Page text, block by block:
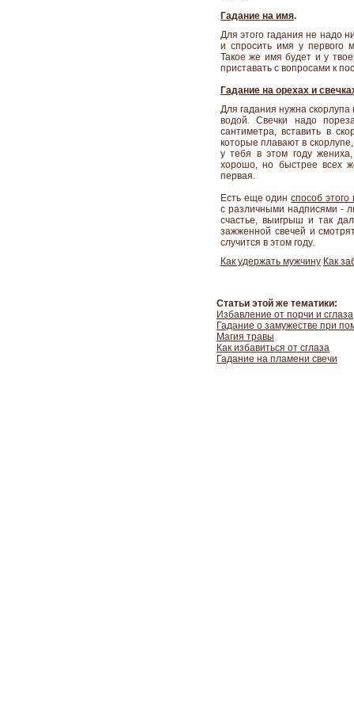
Гадание на имя.
Для этого гадания не надо
и спросить имя у первого
Такое же имя будет и у
приставать с вопросами к
Гадание на орехах и
Для гадания нужна скорлупа
водой. Свечки надо
сантиметра, вставить в
которые плавают в
у тебя в этом году
хорошо, но быстрее всех
первая.
Есть еще одинспособ этого
с различными надписями -
счастье, выигрыш и так
зажженной свечей и
случится в этом году.
Как удержать мужчину Как
Статьи этой же тематики:
Избавление от порчи и сглаза
Гадание о замужестве при
Магия травы
Как избавиться от сглаза
Гадание на пламени свечи